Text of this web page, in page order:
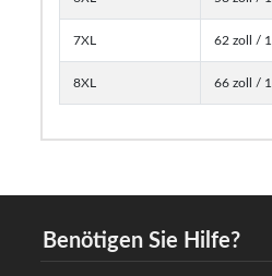
7XL 62 zoll /
8XL 66 zoll /
Benötigen Sie Hilfe?